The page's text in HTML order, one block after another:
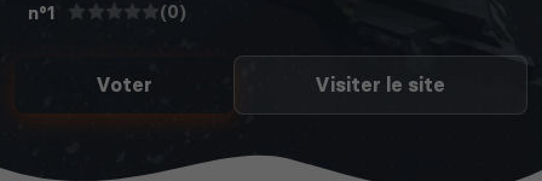
n°1 (0)
Voter Visiter le site